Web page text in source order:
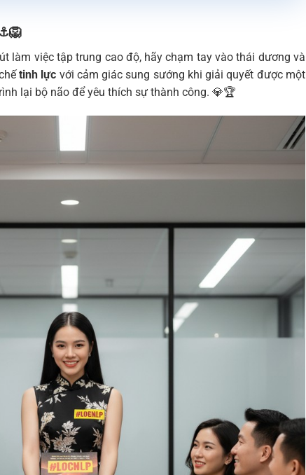
làm việc tập trung cao độ, hãy chạm tay vào thái dương và
tinh lực với cảm giác sung sướng khi giải quyết được một
lại bộ não để yêu thích sự thành công. 💎🏆